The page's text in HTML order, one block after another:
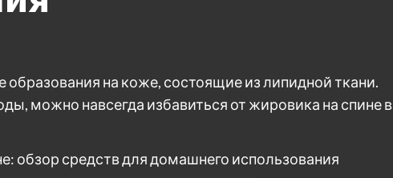
на коже, состоящие из липидной ткани.
можно навсегда избавиться от жировика на спине в